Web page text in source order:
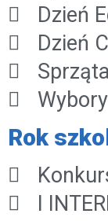
Dzień
Dzień
Rok
I